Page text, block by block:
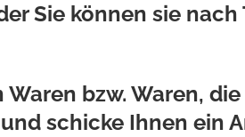
Sie können sie
bzw. Waren,
schicke Ihnen ein